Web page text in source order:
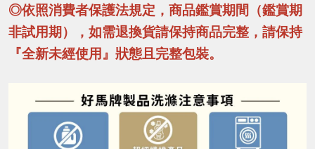
◎依照消費者保護法規定，商品鑑賞期間（鑑賞期
非試用期），如需退換貨請保持商品完整，請保持
『全新未經使用』狀態且完整包裝。